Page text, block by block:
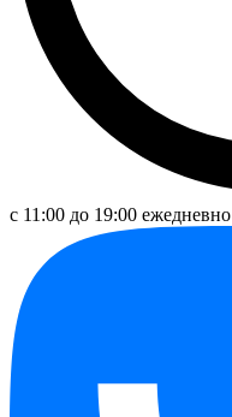
с 11:00 до 19:00 ежедневно